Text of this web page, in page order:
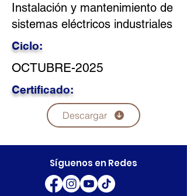
Instalación y mantenimiento de
sistemas eléctricos industriales
Ciclo:
OCTUBRE-2025
Certificado:
Descargar
Síguenos en Redes